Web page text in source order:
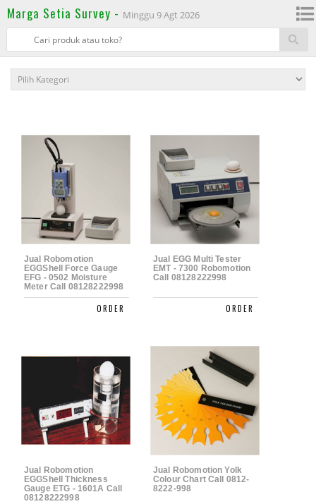
Marga Setia Survey - Minggu 9 Agt 2026
Jual Robomotion
EGGShell Force Gauge
EFG - 0502 Moisture
Meter Call 08128222998
Jual EGG Multi Tester
EMT - 7300 Robomotion
Call 08128222998
Jual Robomotion
EGGShell Thickness
Gauge ETG - 1601A Call
08128222998
Jual Robomotion Yolk
Colour Chart Call 0812-
8222-998